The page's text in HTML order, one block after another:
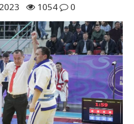
1054 0